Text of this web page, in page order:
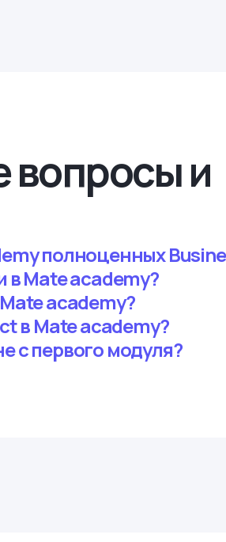
вопросы и
полноценных
в Mate academy?
academy?
в Mate academy?
с первого модуля?